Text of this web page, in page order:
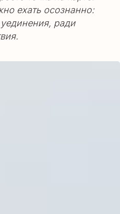
ехать осознанно:
ради